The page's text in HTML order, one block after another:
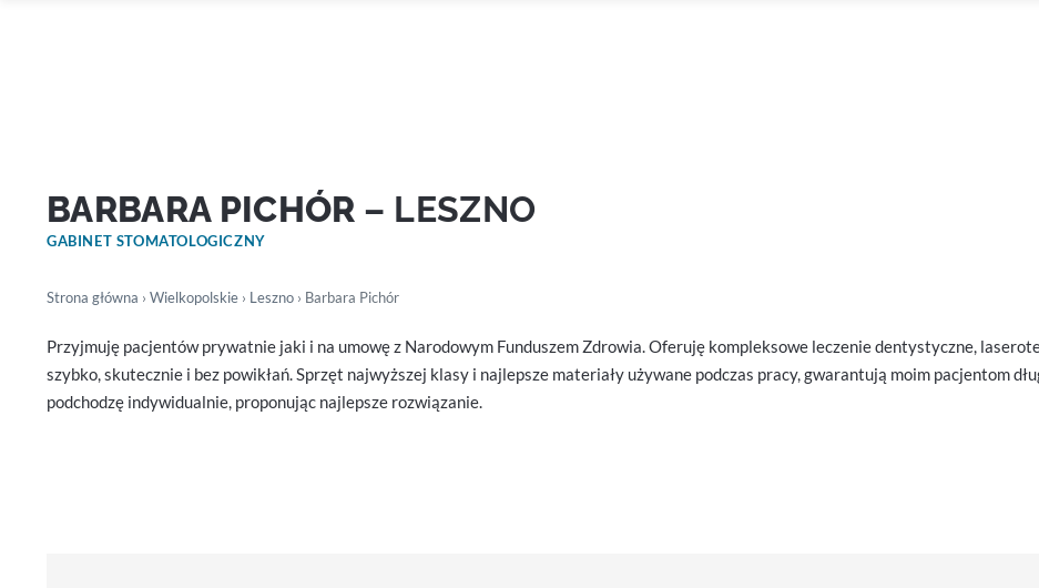
BARBARA PICHÓR – LESZNO
GABINET STOMATOLOGICZNY
Strona główna › Wielkopolskie › Leszno › Barbara Pichór
Przyjmuję pacjentów prywatnie jaki i na umowę z Narodowym Funduszem Zdrowia. Oferuję kompleksowe leczenie dentystyczne,
szybko, skutecznie i bez powikłań. Sprzęt najwyższej klasy i najlepsze materiały używane podczas pracy, gwarantują moim pacjentom
podchodzę indywidualnie, proponując najlepsze rozwiązanie.